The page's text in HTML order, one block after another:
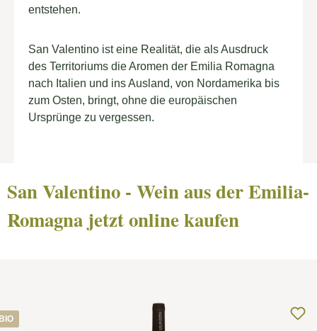
entstehen.
San Valentino ist eine Realität, die als Ausdruck
des Territoriums die Aromen der Emilia Romagna
nach Italien und ins Ausland, von Nordamerika bis
zum Osten, bringt, ohne die europäischen
Ursprünge zu vergessen.
San Valentino - Wein aus der Emilia-
Romagna jetzt online kaufen